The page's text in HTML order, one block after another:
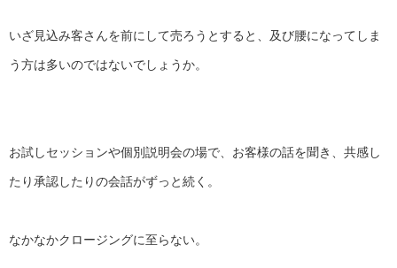
いざ見込み客さんを前にして売ろうとすると、 及び腰になってしま
う方は多いのではないでしょうか。
お試しセッションや個別説明会の場で、お客様の話を聞き、 共感し
たり承認したりの会話がずっと続く。
なかなかクロージングに至らない。